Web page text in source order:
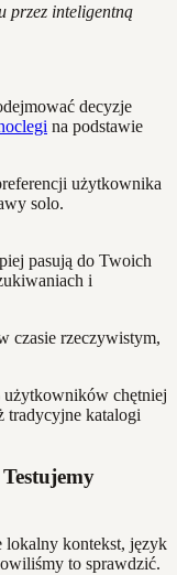
przez inteligentną
decyzje
na podstawie
użytkownika
solo.
pasują do Twoich
i
czasie rzeczywistym,
użytkowników chętniej
tradycyjne katalogi
lokalny kontekst, język
to sprawdzić.